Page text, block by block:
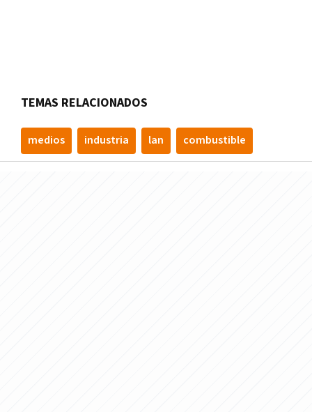
TEMAS RELACIONADOS
medios industria lan combustible